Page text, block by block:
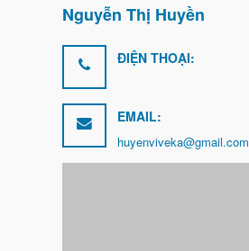
Nguyễn Thị Huyền
ĐIỆN THOẠI:
EMAIL:
huyenviveka@gmail.com